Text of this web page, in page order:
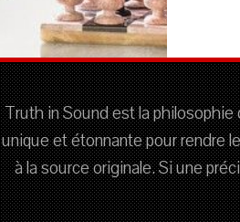
Truth in Sound est la
unique et étonnante pour rendre
à la source originale. Si une